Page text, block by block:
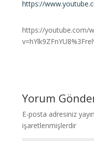
https://
https://youtube.com/
Yorum
E-posta adresiniz
işaretlenmişlerdir